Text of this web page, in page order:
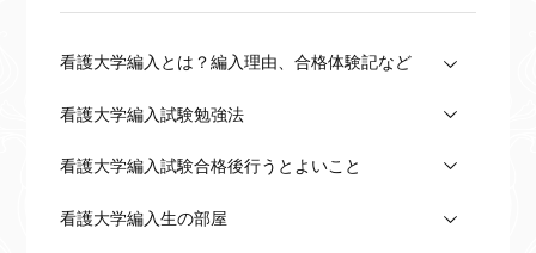
看護大学編入とは？編入理由、合格体験記など
看護大学編入試験勉強法
看護大学編入試験合格後行うとよいこと
看護大学編入生の部屋